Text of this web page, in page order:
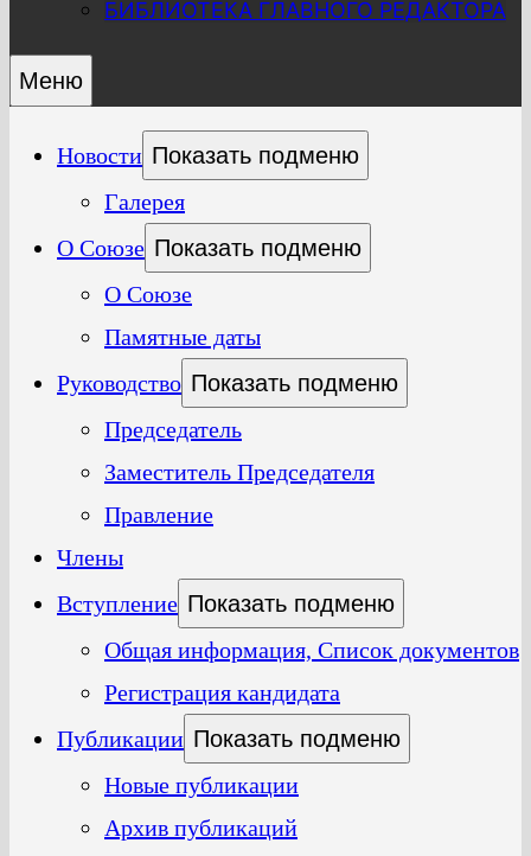
БИБЛИОТЕКА ГЛАВНОГО РЕДАКТОРА
Меню
Новости Показать подменю
Галерея
О Союзе Показать подменю
О Союзе
Памятные даты
Руководство Показать подменю
Председатель
Заместитель Председателя
Правление
Члены
Вступление Показать подменю
Общая информация, Список документов
Регистрация кандидата
Публикации Показать подменю
Новые публикации
Архив публикаций